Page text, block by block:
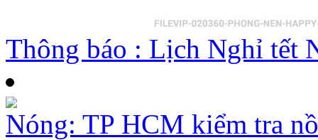
Thông báo : Lịch Nghỉ tết
Nóng: TP HCM kiểm tra